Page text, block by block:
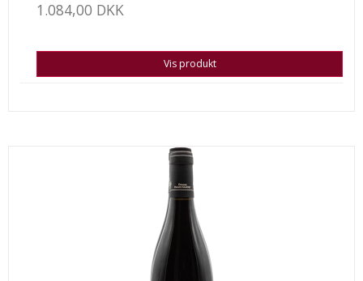
1.084,00 DKK
Vis produkt